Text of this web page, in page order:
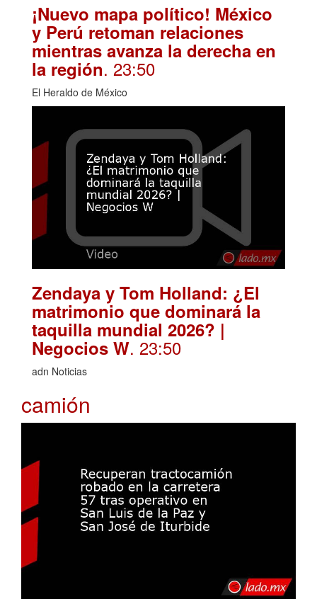
¡Nuevo mapa político! México
y Perú retoman relaciones
mientras avanza la derecha en
la región. 23:50
El Heraldo de México
Zendaya y Tom Holland: ¿El
matrimonio que dominará la
taquilla mundial 2026? |
Negocios W. 23:50
adn Noticias
camión